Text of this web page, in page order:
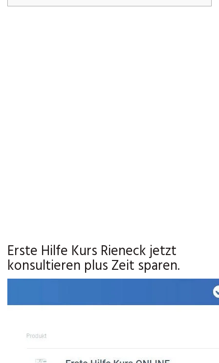
Erste Hilfe Kurs Rieneck jetzt
konsultieren plus Zeit sparen.